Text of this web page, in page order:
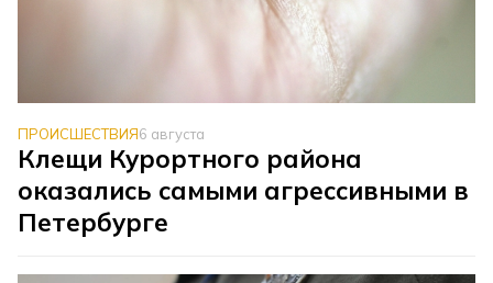
ПРОИСШЕСТВИЯ6 августа
Клещи Курортного района
оказались самыми агрессивными в
Петербурге